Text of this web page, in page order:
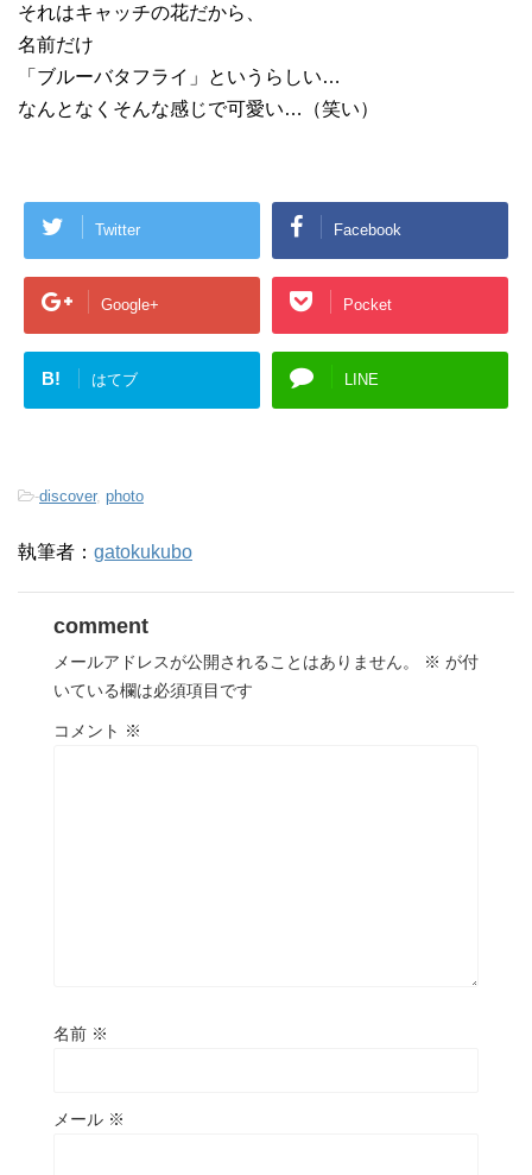
それはキャッチの花だから、
名前だけ
「ブルーバタフライ」というらしい…
なんとなくそんな感じで可愛い…（笑い）
Twitter Facebook
Google+ Pocket
B! はてブ LINE
-discover, photo
執筆者： gatokukubo
comment
メールアドレスが公開されることはありません。 ※ が付
いている欄は必須項目です
コメント ※
名前 ※
メール ※